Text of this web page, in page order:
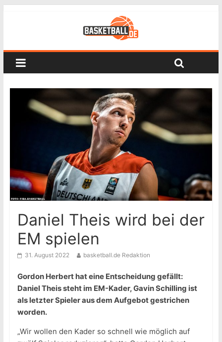
Daniel Theis wird bei der
EM spielen
31. August 2022 basketball.de Redaktion
Gordon Herbert hat eine Entscheidung gefällt:
Daniel Theis steht im EM-Kader, Gavin Schilling ist
als letzter Spieler aus dem Aufgebot gestrichen
worden.
„Wir wollen den Kader so schnell wie möglich auf